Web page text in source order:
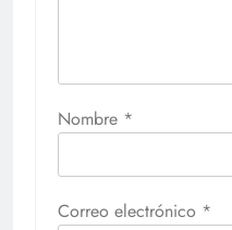
Nombre *
Correo electrónico *